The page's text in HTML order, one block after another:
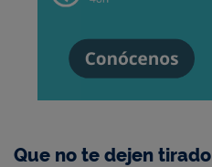
Que no te dejen tirado